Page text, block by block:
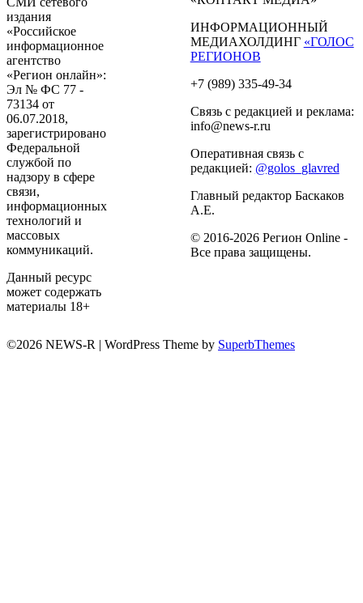
издания
«Российское
информационное
агентство
«Регион онлайн»:
Эл № ФС 77 -
73134 от
06.07.2018,
зарегистрировано
Федеральной
службой по
надзору в сфере
связи,
информационных
технологий и
массовых
коммуникаций.
Данный ресурс
может содержать
материалы 18+
ИНФОРМАЦИОННЫЙ
МЕДИАХОЛДИНГ «ГОЛОС
РЕГИОНОВ
+7 (989) 335-49-34
Связь с редакцией и реклама:
info@news-r.ru
Оперативная связь с
редакцией: @golos_glavred
Главный редактор Баскаков
А.Е.
© 2016-2026 Регион Online -
Все права защищены.
©2026 NEWS-R | WordPress Theme by SuperbThemes